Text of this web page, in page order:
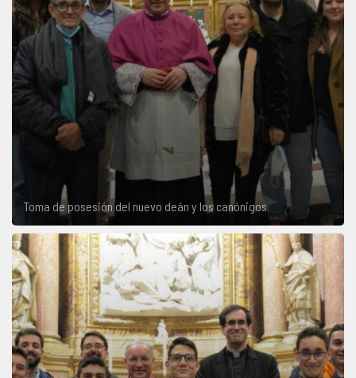
Toma de posesión del nuevo deán y los canónigos